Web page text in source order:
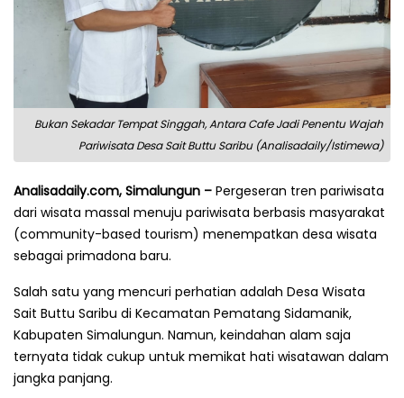
Bukan Sekadar Tempat Singgah, Antara Cafe Jadi Penentu Wajah
Pariwisata Desa Sait Buttu Saribu (Analisadaily/Istimewa)
Analisadaily.com, Simalungun – Pergeseran tren pariwisata
dari wisata massal menuju pariwisata berbasis masyarakat
(community-based tourism) menempatkan desa wisata
sebagai primadona baru.
Salah satu yang mencuri perhatian adalah Desa Wisata
Sait Buttu Saribu di Kecamatan Pematang Sidamanik,
Kabupaten Simalungun. Namun, keindahan alam saja
ternyata tidak cukup untuk memikat hati wisatawan dalam
jangka panjang.